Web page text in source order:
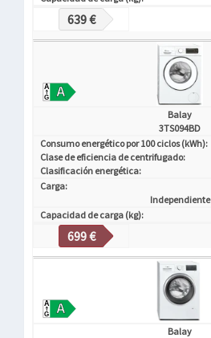
639 €
Balay
3TS094BD
Consumo energético por 100 ciclos (kWh):
Clase de eficiencia de centrifugado:
Clasificación energética:
Carga:
Independiente
Capacidad de carga (kg):
699 €
Balay